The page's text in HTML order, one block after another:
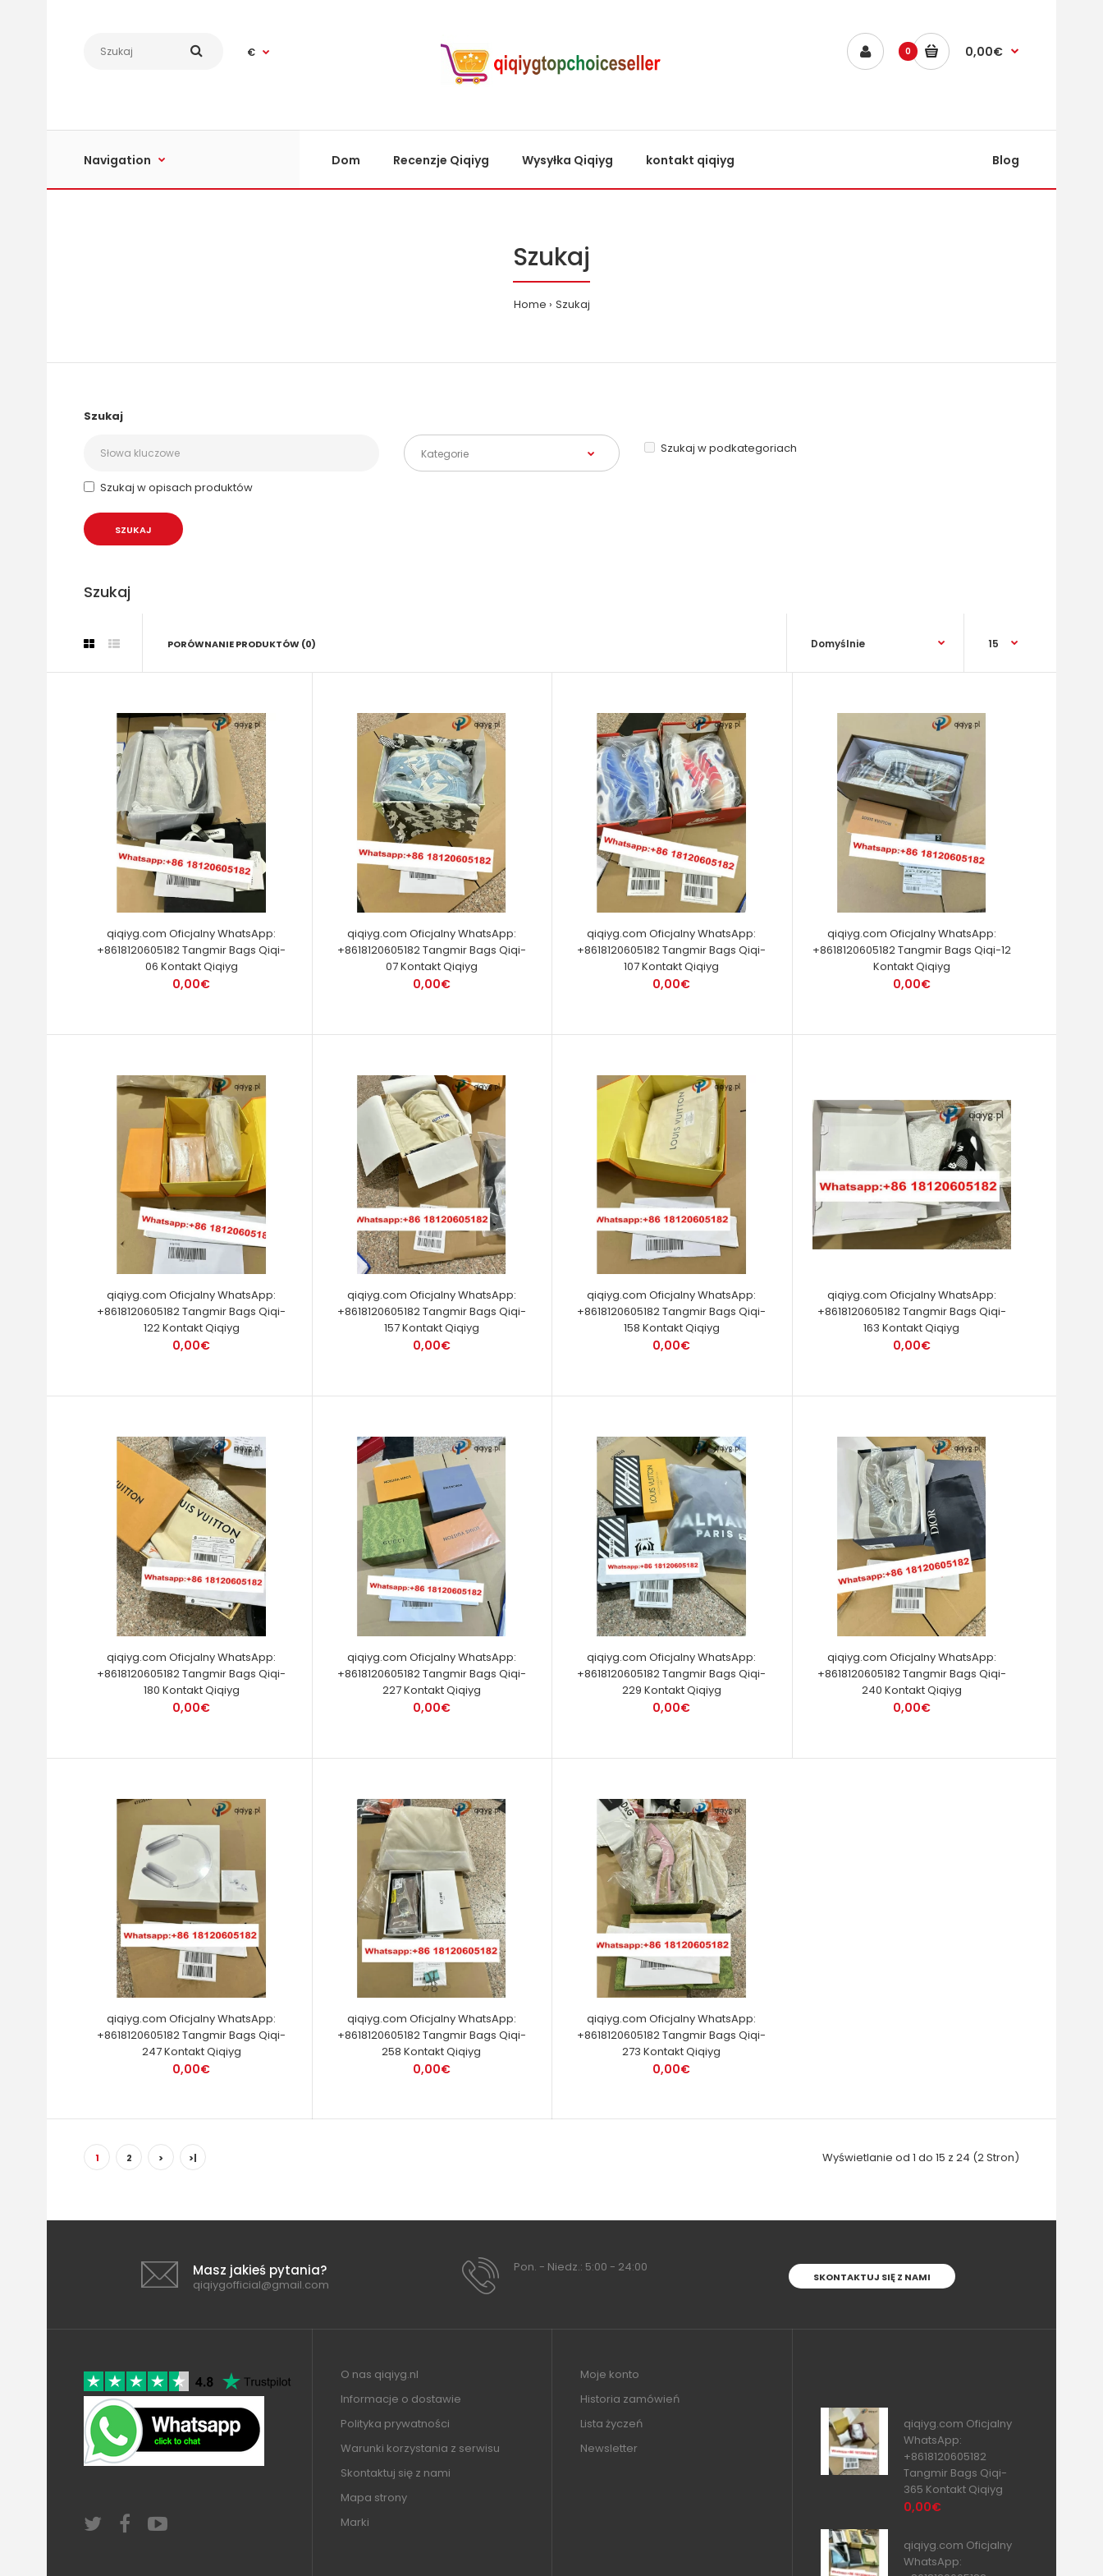
€ 0 0,00€
Navigation Dom Recenzje Qiqiyg Wysyłka Qiqiyg kontakt qiqiyg Blog
Szukaj
Home Szukaj
Szukaj
Szukaj w podkategoriach
Szukaj w opisach produktów
Szukaj
PORÓWNANIE PRODUKTÓW (0)
qiqiyg.com Oficjalny WhatsApp:
+8618120605182 Tangmir Bags Qiqi-
06 Kontakt Qiqiyg
0,00€
qiqiyg.com Oficjalny WhatsApp:
+8618120605182 Tangmir Bags Qiqi-
07 Kontakt Qiqiyg
0,00€
qiqiyg.com Oficjalny WhatsApp:
+8618120605182 Tangmir Bags Qiqi-
107 Kontakt Qiqiyg
0,00€
qiqiyg.com Oficjalny WhatsApp:
+8618120605182 Tangmir Bags Qiqi-12
Kontakt Qiqiyg
0,00€
qiqiyg.com Oficjalny WhatsApp:
+8618120605182 Tangmir Bags Qiqi-
122 Kontakt Qiqiyg
0,00€
qiqiyg.com Oficjalny WhatsApp:
+8618120605182 Tangmir Bags Qiqi-
157 Kontakt Qiqiyg
0,00€
qiqiyg.com Oficjalny WhatsApp:
+8618120605182 Tangmir Bags Qiqi-
158 Kontakt Qiqiyg
0,00€
qiqiyg.com Oficjalny WhatsApp:
+8618120605182 Tangmir Bags Qiqi-
163 Kontakt Qiqiyg
0,00€
qiqiyg.com Oficjalny WhatsApp:
+8618120605182 Tangmir Bags Qiqi-
180 Kontakt Qiqiyg
0,00€
qiqiyg.com Oficjalny WhatsApp:
+8618120605182 Tangmir Bags Qiqi-
227 Kontakt Qiqiyg
0,00€
qiqiyg.com Oficjalny WhatsApp:
+8618120605182 Tangmir Bags Qiqi-
229 Kontakt Qiqiyg
0,00€
qiqiyg.com Oficjalny WhatsApp:
+8618120605182 Tangmir Bags Qiqi-
240 Kontakt Qiqiyg
0,00€
qiqiyg.com Oficjalny WhatsApp:
+8618120605182 Tangmir Bags Qiqi-
247 Kontakt Qiqiyg
0,00€
qiqiyg.com Oficjalny WhatsApp:
+8618120605182 Tangmir Bags Qiqi-
258 Kontakt Qiqiyg
0,00€
qiqiyg.com Oficjalny WhatsApp:
+8618120605182 Tangmir Bags Qiqi-
273 Kontakt Qiqiyg
0,00€
1 2 > >| Wyświetlanie od 1 do 15 z 24 (2 Stron)
Masz jakieś pytania?
qiqiygofficial@gmail.com
Pon. - Niedz.: 5:00 - 24:00
SKONTAKTUJ SIĘ Z NAMI
O nas qiqiyg.nl
Informacje o dostawie
Polityka prywatności
Warunki korzystania z serwisu
Skontaktuj się z nami
Mapa strony
Marki
Moje konto
Historia zamówień
Lista życzeń
Newsletter
qiqiyg.com Oficjalny
WhatsApp:
+8618120605182
Tangmir Bags Qiqi-
365 Kontakt Qiqiyg
0,00€
qiqiyg.com Oficjalny
WhatsApp: